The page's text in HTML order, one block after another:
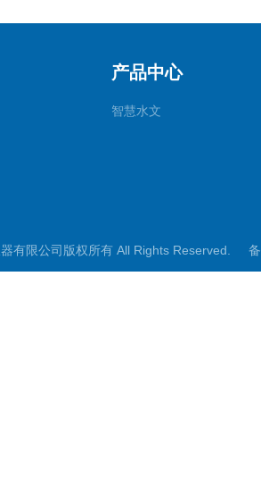
产品中心
智慧水文
有限公司版权所有 All Rights Reserved.